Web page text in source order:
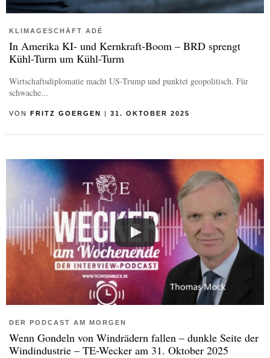
KLIMAGESCHÄFT ADÉ
In Amerika KI- und Kernkraft-Boom – BRD sprengt
Kühl-Turm um Kühl-Turm
Wirtschaftsdiplomatie macht US-Trump und punktet geopolitisch. Für
schwache...
VON FRITZ GOERGEN 31. OKTOBER 2025
DER PODCAST AM MORGEN
Wenn Gondeln von Windrädern fallen – dunkle Seite der
Windindustrie – TE-Wecker am 31. Oktober 2025